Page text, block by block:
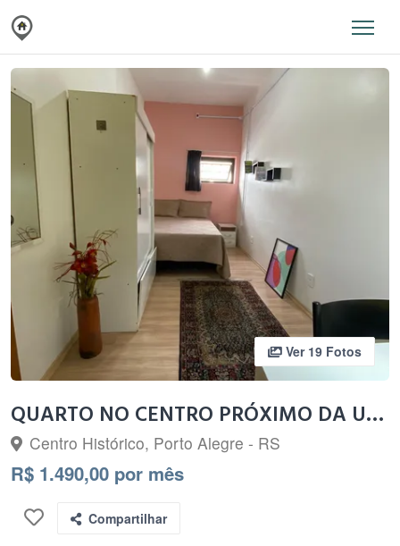
Ver 19 Fotos
QUARTO NO CENTRO PRÓXIMO DA UFRGS
Centro Histórico, Porto Alegre - RS
R$ 1.490,00 por mês
Compartilhar